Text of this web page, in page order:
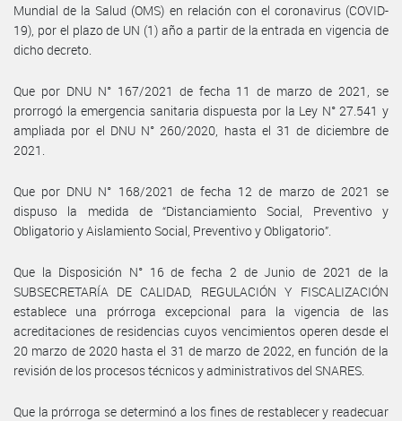
Mundial de la Salud (OMS) en relación con el coronavirus (COVID-
19), por el plazo de UN (1) año a partir de la entrada en vigencia de
dicho decreto.
Que por DNU N° 167/2021 de fecha 11 de marzo de 2021, se
prorrogó la emergencia sanitaria dispuesta por la Ley N° 27.541 y
ampliada por el DNU N° 260/2020, hasta el 31 de diciembre de
2021.
Que por DNU N° 168/2021 de fecha 12 de marzo de 2021 se
dispuso la medida de “Distanciamiento Social, Preventivo y
Obligatorio y Aislamiento Social, Preventivo y Obligatorio”.
Que la Disposición N° 16 de fecha 2 de Junio de 2021 de la
SUBSECRETARÍA DE CALIDAD, REGULACIÓN Y FISCALIZACIÓN
establece una prórroga excepcional para la vigencia de las
acreditaciones de residencias cuyos vencimientos operen desde el
20 marzo de 2020 hasta el 31 de marzo de 2022, en función de la
revisión de los procesos técnicos y administrativos del SNARES.
Que la prórroga se determinó a los fines de restablecer y readecuar